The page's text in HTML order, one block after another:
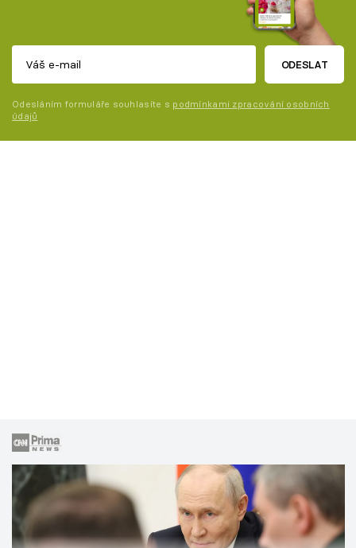
ODESLAT
Odesláním formuláře souhlasíte s podmínkami zpracování osobních
údajů